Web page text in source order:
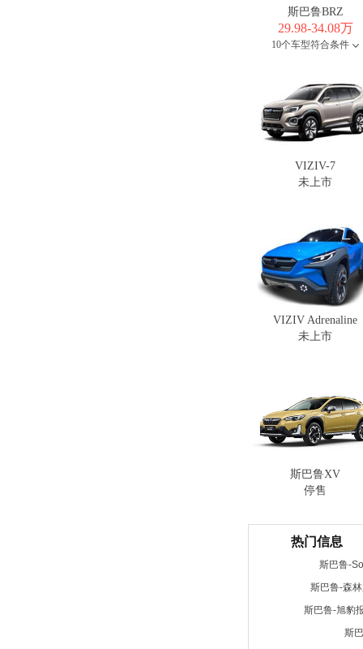
斯巴鲁BRZ
29.98-34.08万
10个车型符合条件
VIZIV-7
未上市
VIZIV Adrenaline
未上市
斯巴鲁XV
停售
热门信息
斯巴鲁-
斯巴鲁-森
斯巴鲁-旭豹
斯